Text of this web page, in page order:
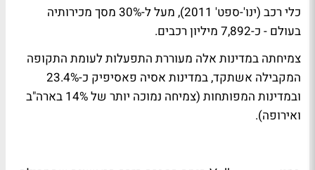
כלי רכב (ינו'-ספט' 2011), מעל ל-30% מסך מכירותיה
בעולם - כ-7,892 מיליון רכבים.
צמיחתה במדינות אלה מעוררת התפעלות לעומת התקופה
המקבילה אשתקד, במדינות אסיה פאסיפיק כ-23.4%
ובמדינות המפותחות (צמיחה נמוכה יותר של 14% בארה"ב
ואירופה).